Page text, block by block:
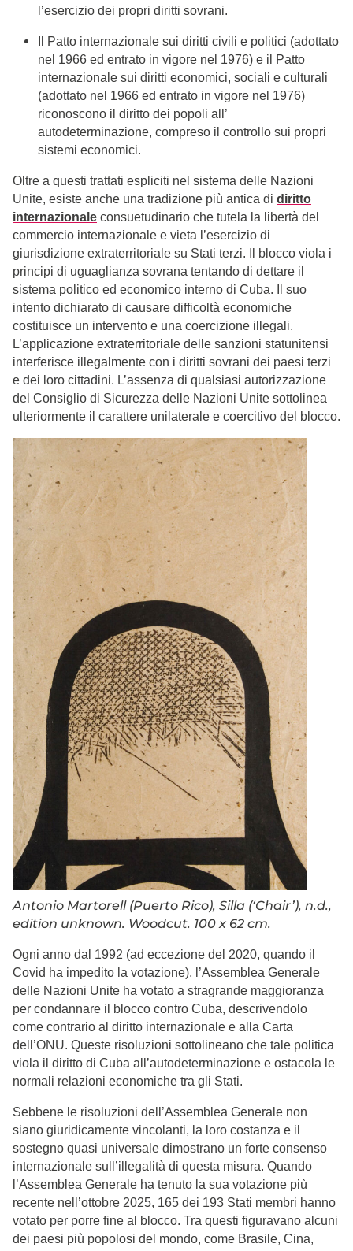
l’esercizio dei propri diritti sovrani.
Il Patto internazionale sui diritti civili e politici (adottato
nel 1966 ed entrato in vigore nel 1976) e il Patto
internazionale sui diritti economici, sociali e culturali
(adottato nel 1966 ed entrato in vigore nel 1976)
riconoscono il diritto dei popoli all’
autodeterminazione, compreso il controllo sui propri
sistemi economici.
Oltre a questi trattati espliciti nel sistema delle Nazioni
Unite, esiste anche una tradizione più antica di diritto
internazionale consuetudinario che tutela la libertà del
commercio internazionale e vieta l’esercizio di
giurisdizione extraterritoriale su Stati terzi. Il blocco viola i
principi di uguaglianza sovrana tentando di dettare il
sistema politico ed economico interno di Cuba. Il suo
intento dichiarato di causare difficoltà economiche
costituisce un intervento e una coercizione illegali.
L’applicazione extraterritoriale delle sanzioni statunitensi
interferisce illegalmente con i diritti sovrani dei paesi terzi
e dei loro cittadini. L’assenza di qualsiasi autorizzazione
del Consiglio di Sicurezza delle Nazioni Unite sottolinea
ulteriormente il carattere unilaterale e coercitivo del blocco.
Antonio Martorell (Puerto Rico), Silla (‘Chair’), n.d.,
edition unknown. Woodcut. 100 x 62 cm.
Ogni anno dal 1992 (ad eccezione del 2020, quando il
Covid ha impedito la votazione), l’Assemblea Generale
delle Nazioni Unite ha votato a stragrande maggioranza
per condannare il blocco contro Cuba, descrivendolo
come contrario al diritto internazionale e alla Carta
dell’ONU. Queste risoluzioni sottolineano che tale politica
viola il diritto di Cuba all’autodeterminazione e ostacola le
normali relazioni economiche tra gli Stati.
Sebbene le risoluzioni dell’Assemblea Generale non
siano giuridicamente vincolanti, la loro costanza e il
sostegno quasi universale dimostrano un forte consenso
internazionale sull’illegalità di questa misura. Quando
l’Assemblea Generale ha tenuto la sua votazione più
recente nell’ottobre 2025, 165 dei 193 Stati membri hanno
votato per porre fine al blocco. Tra questi figuravano alcuni
dei paesi più popolosi del mondo, come Brasile, Cina,